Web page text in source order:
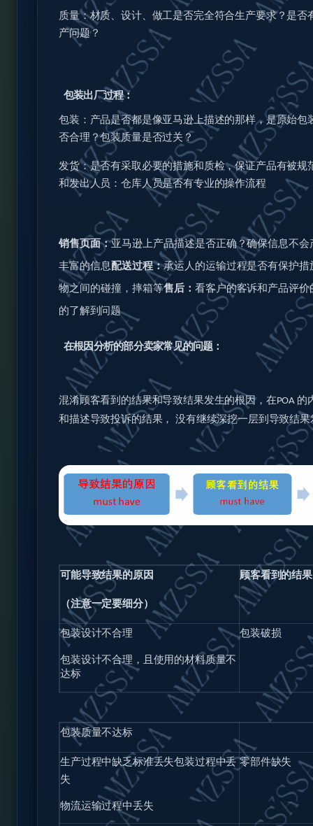
质量：材质、设计、做工是否完全符合生产要求？是否
产问题？
包装出厂过程：
包装：产品是否都是像亚马逊上描述的那样，是原始包
否合理？包装质量是否过关？
发货：是否有采取必要的措施和质检，保证产品有被规
和发出人员：仓库人员是否有专业的操作流程
销售页面：亚马逊上产品描述是否正确？确保信息不
丰富的信息配送过程：承运人的运输过程是否有保护
物之间的碰撞，摔箱等售后： 看客户的客诉和产品评
的了解到问题
在根因分析的部分卖家常见的问题：
混淆顾客看到的结果和导致结果发生的根因，在POA 的
和描述导致投诉的结果，
没有继续深挖一层到导致结
可能导致结果的原因
（注意一定要细分）
顾客看到的结果
包装设计不合理
包装设计不合理，且使用的材料质量不
达标
包装破损
包装质量不达标
生产过程中缺乏标准丢失包装过程中丢
失
物流运输过程中丢失
零部件缺失